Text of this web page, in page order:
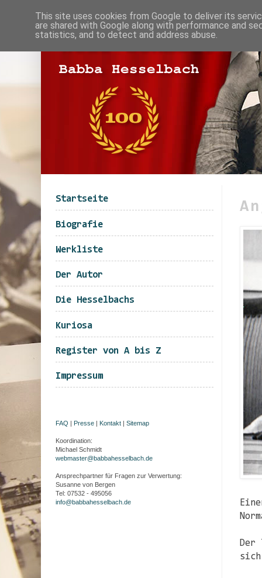
Startseite
Biografie
Werkliste
Der Autor
Die Hesselbachs
Kuriosa
Register von A bis Z
Impressum
FAQ | Presse | Kontakt | Sitemap
Koordination:
Michael Schmidt
webmaster@babbahesselbach.de
Ansprechpartner für Fragen zur Verwertung:
Susanne von Bergen
Tel: 07532 - 495056
info@babbahesselbach.de
This site uses cookies from Google to deliver its
are shared with Google along with performance and
statistics, and to detect and address abuse.